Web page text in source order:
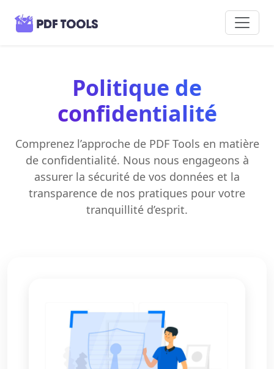
Politique de
confidentialité
Comprenez l’approche de PDF Tools en matière
de confidentialité. Nous nous engageons à
assurer la sécurité de vos données et la
transparence de nos pratiques pour votre
tranquillité d’esprit.